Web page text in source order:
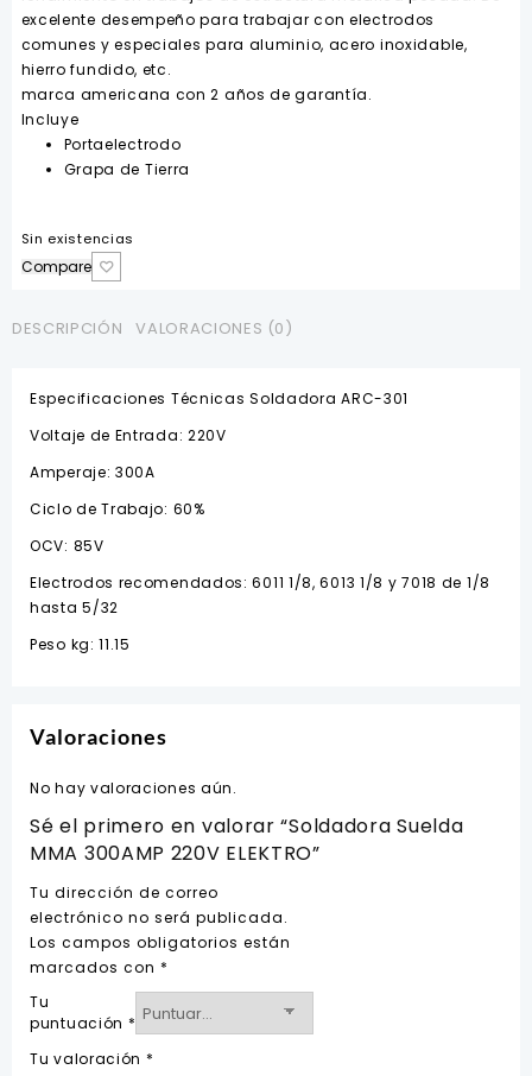
excelente desempeño para trabajar con electrodos
comunes y especiales para aluminio, acero inoxidable,
hierro fundido, etc.
marca americana con 2 años de garantía.
Incluye
Portaelectrodo
Grapa de Tierra
Sin existencias
Compare
DESCRIPCIÓN VALORACIONES (0)
Especificaciones Técnicas Soldadora ARC-301
Voltaje de Entrada: 220V
Amperaje: 300A
Ciclo de Trabajo: 60%
OCV: 85V
Electrodos recomendados: 6011 1/8, 6013 1/8 y 7018 de 1/8
hasta 5/32
Peso kg: 11.15
Valoraciones
No hay valoraciones aún.
Sé el primero en valorar “Soldadora Suelda
MMA 300AMP 220V ELEKTRO”
Tu dirección de correo
electrónico no será publicada.
Los campos obligatorios están
marcados con *
Tu
puntuación *
Tu valoración *